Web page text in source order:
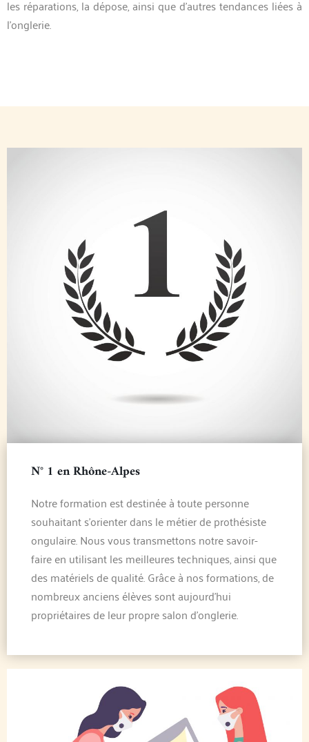
les réparations, la dépose, ainsi que d’autres tendances liées à
l’onglerie.
N° 1 en Rhône-Alpes
Notre formation est destinée à toute personne
souhaitant s’orienter dans le métier de prothésiste
ongulaire. Nous vous transmettons notre savoir-
faire en utilisant les meilleures techniques, ainsi que
des matériels de qualité. Grâce à nos formations, de
nombreux anciens élèves sont aujourd’hui
propriétaires de leur propre salon d’onglerie.